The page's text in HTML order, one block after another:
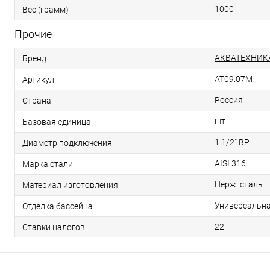
Вес (грамм) 1000
Прочие
Бренд
Артикул AT09.07M
Страна Россия
Базовая единица шт
Диаметр подключения 1 1/2" ВР
Марка стали AISI 316
Материал изготовления Нерж. сталь
Отделка бассейна
Ставки налогов 22